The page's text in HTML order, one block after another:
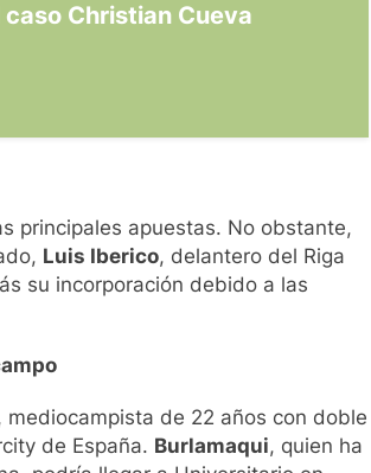
Christian Cueva
principales apuestas. No obstante,
Luis Iberico, delantero del Riga
su incorporación debido a las
mediocampista de 22 años con doble
de España. Burlamaqui, quien ha